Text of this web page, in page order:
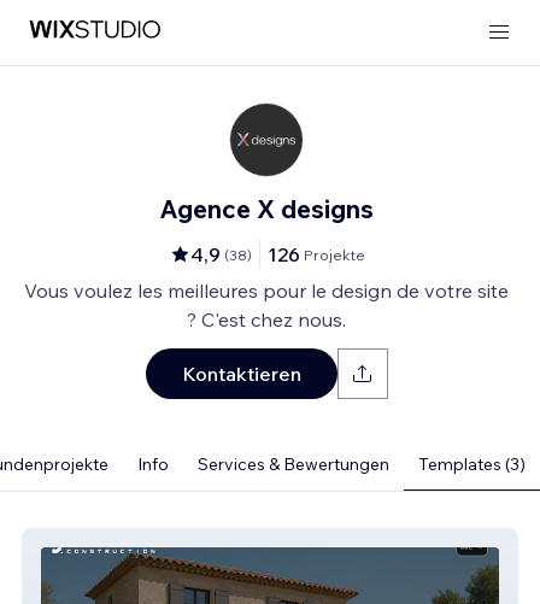
Agence X designs
4,9 (38) 126 Projekte
Vous voulez les meilleures pour le design de votre site
? C'est chez nous.
Kontaktieren
Info Services & Bewertungen Templates (3)